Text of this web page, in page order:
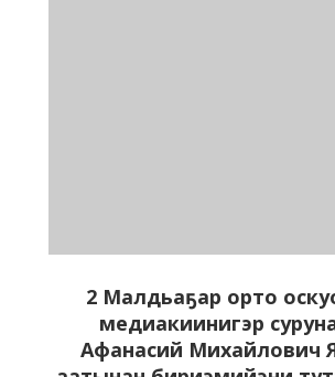
2 Малдьаҕар орто
медиакиинигэр
Афанасий Михайлович